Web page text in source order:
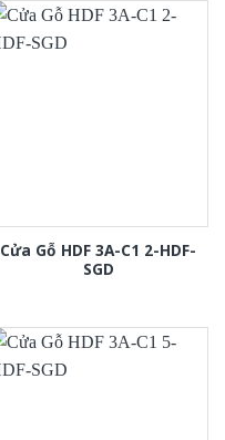
Cửa Gỗ HDF 3A-C1 2-HDF-
SGD